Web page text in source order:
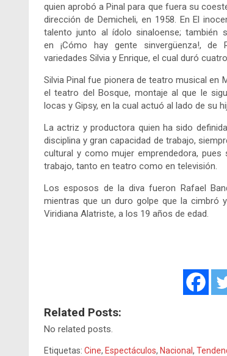
quien aprobó a Pinal para que fuera su
dirección de Demicheli, en 1958. En El
talento junto al ídolo sinaloense; también
en ¡Cómo hay gente sinvergüenza!,
variedades Silvia y Enrique, el cual duró
Silvia Pinal fue pionera de teatro musical en
el teatro del Bosque, montaje al que le
locas y Gipsy, en la cual actuó al lado de su
La actriz y productora quien ha sido
disciplina y gran capacidad de trabajo,
cultural y como mujer emprendedora,
trabajo, tanto en teatro como en televisión.
Los esposos de la diva fueron Rafael
mientras que un duro golpe que la
Viridiana Alatriste, a los 19 años de edad.
Related Posts:
No related posts.
Etiquetas: Cine, Espectáculos, Nacional ,